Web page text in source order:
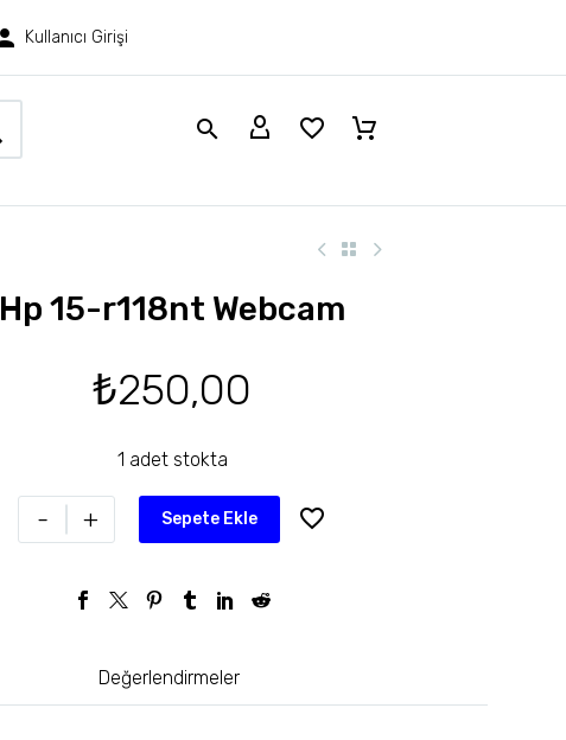
Kullanıcı Girişi
Hp 15-r118nt Webcam
₺250,00
1 adet stokta
- + Sepete Ekle
Değerlendirmeler